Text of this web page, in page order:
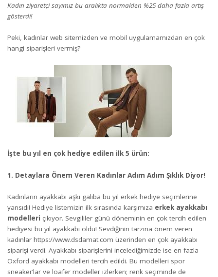
Kadın ziyaretçi sayımız bu aralıkta normalden %25 daha fazla artış
gösterdi!
Peki, kadınlar web sitemizden ve mobil uygulamamızdan en çok
hangi siparişleri vermiş?
İşte bu yıl en çok hediye edilen ilk 5 ürün:
1. Detaylara Önem Veren Kadınlar Adım Adım Şıklık Diyor!
Kadınların ayakkabı aşkı galiba bu yıl erkek hediye seçimlerine
yansıdı! Hediye listemizin ilk sırasında karşımıza erkek ayakkabı
modelleri çıkıyor. Sevgililer günü döneminin en çok tercih edilen
hediyesi bu yıl ayakkabı oldu! Sevdiğinin tarzına önem veren
kadınlar https://www.dsdamat.com üzerinden en çok ayakkabı
siparişi verdi. Ayakkabı siparişlerini incelediğimizde ise en fazla
Oxford ayakkabı modelleri tercih edildi. Bu modelleri spor
sneaker’lar ve loafer modeller izlerken; renk seçiminde de